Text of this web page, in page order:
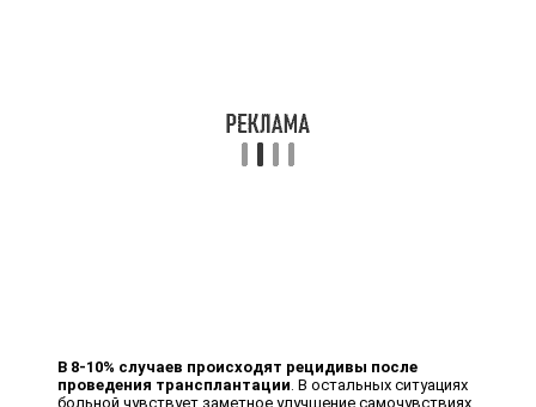
В 8-10% случаев происходят рецидивы после
проведения трансплантации. В остальных ситуациях
больной чувствует заметное улучшение самочувствиях